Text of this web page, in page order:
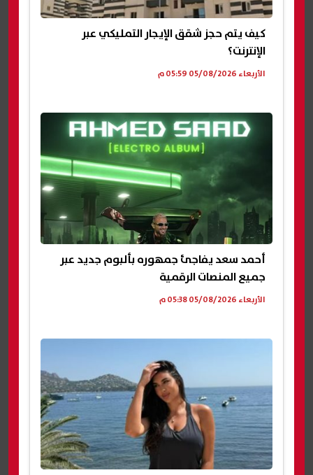
كيف يتم حجز شقق الإيجار التمليكي عبر
الإنترنت؟
الأربعاء 05/08/2026 05:59 م
أحمد سعد يفاجئ جمهوره بألبوم جديد عبر
جميع المنصات الرقمية
الأربعاء 05/08/2026 05:38 م